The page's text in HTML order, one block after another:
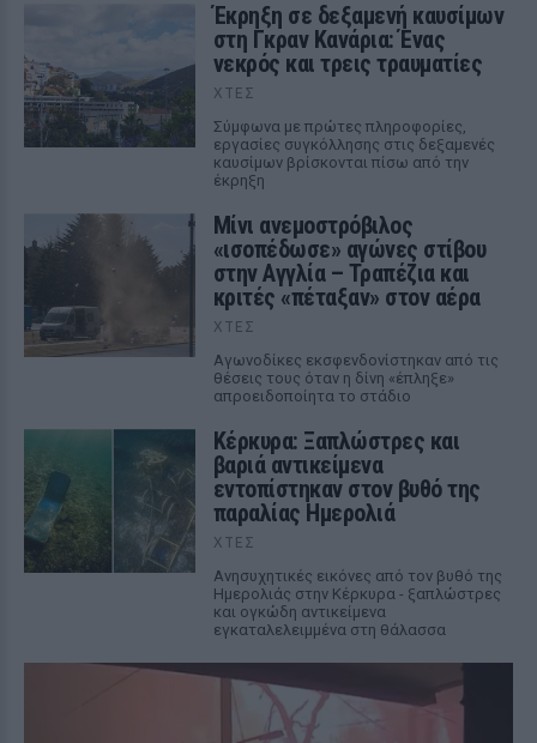
Έκρηξη σε δεξαμενή καυσίμων
στη Γκραν Κανάρια: Ένας
νεκρός και τρεις τραυματίες
ΧΤΕΣ
Σύμφωνα με πρώτες πληροφορίες,
εργασίες συγκόλλησης στις δεξαμενές
καυσίμων βρίσκονται πίσω από την
έκρηξη
Μίνι ανεμοστρόβιλος
«ισοπέδωσε» αγώνες στίβου
στην Αγγλία – Τραπέζια και
κριτές «πέταξαν» στον αέρα
ΧΤΕΣ
Αγωνοδίκες εκσφενδονίστηκαν από τις
θέσεις τους όταν η δίνη «έπληξε»
απροειδοποίητα το στάδιο
Κέρκυρα: Ξαπλώστρες και
βαριά αντικείμενα
εντοπίστηκαν στον βυθό της
παραλίας Ημερολιά
ΧΤΕΣ
Ανησυχητικές εικόνες από τον βυθό της
Ημερολιάς στην Κέρκυρα - ξαπλώστρες
και ογκώδη αντικείμενα
εγκαταλελειμμένα στη θάλασσα